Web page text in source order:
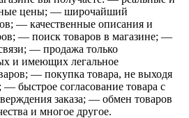
цены; — широчайший
— качественные описания и
— поиск товаров в магазине; —
— продажа только
и имеющих легальное
— покупка товара, не выходя
быстрое согласование товара с
заказа; — обмен товаров
и многое другое.